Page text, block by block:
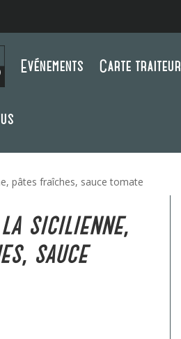
Evénements Carte traiteur
pâtes fraîches, sauce tomate
sicilienne,
sauce